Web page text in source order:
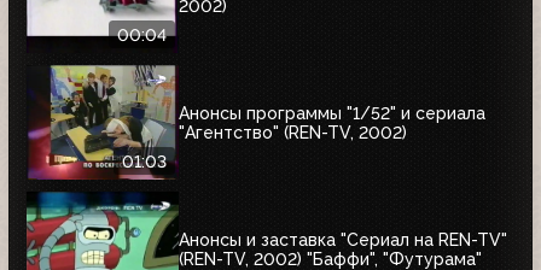
00:04
2002)
01:03
Анонсы программы "1/52" и сериала
"Агентство" (REN-TV, 2002)
Анонсы и заставка "Сериал на REN-TV"
(REN-TV, 2002) "Баффи", "Футурама"